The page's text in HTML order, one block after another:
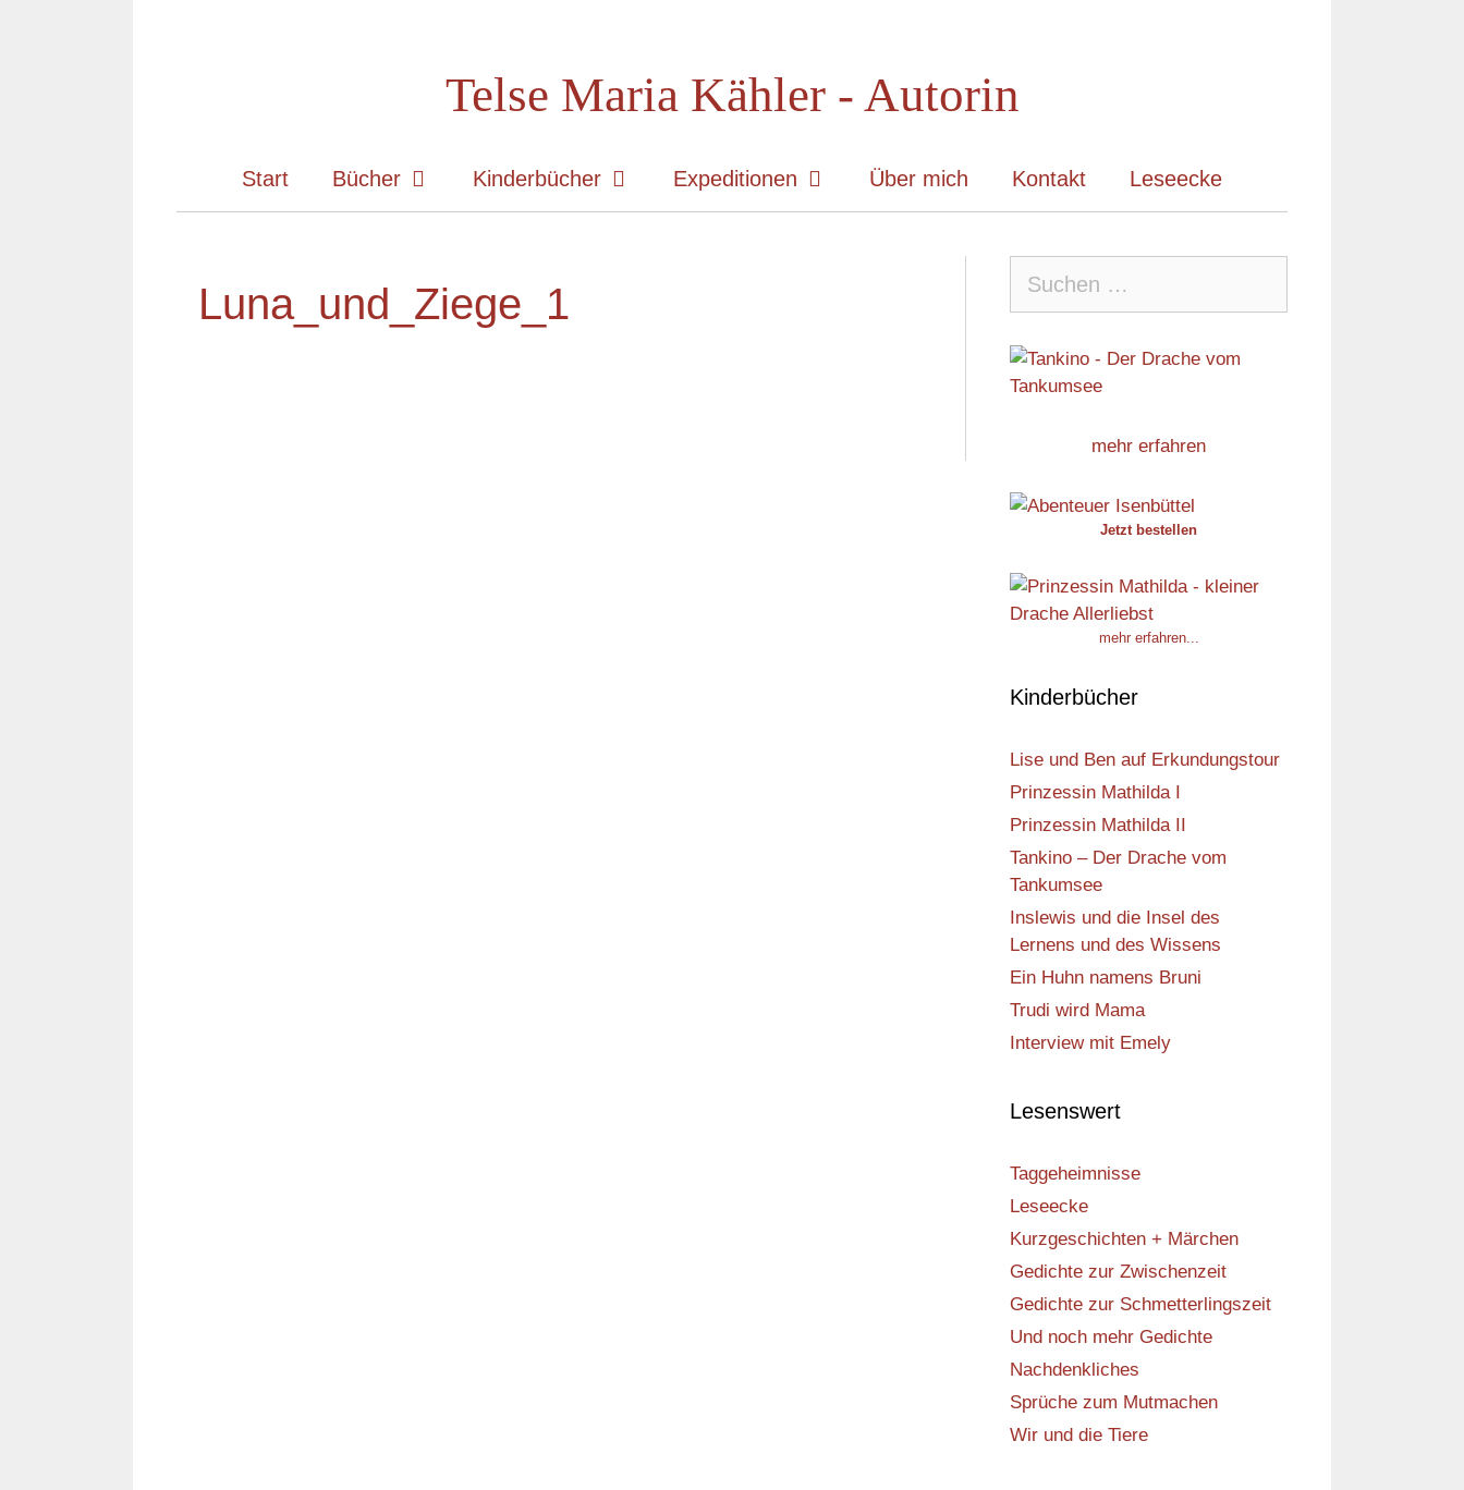
Telse Maria Kähler - Autorin
Start Bücher Kinderbücher Expeditionen Über mich Kontakt Leseecke
Luna_und_Ziege_1
nach:
mehr erfahren
Jetzt bestellen
mehr erfahren...
Kinderbücher
Lise und Ben auf Erkundungstour
Prinzessin Mathilda I
Prinzessin Mathilda II
Tankino – Der Drache vom
Tankumsee
Inslewis und die Insel des
Lernens und des Wissens
Ein Huhn namens Bruni
Trudi wird Mama
Interview mit Emely
Lesenswert
Taggeheimnisse
Leseecke
Kurzgeschichten + Märchen
Gedichte zur Zwischenzeit
Gedichte zur Schmetterlingszeit
Und noch mehr Gedichte
Nachdenkliches
Sprüche zum Mutmachen
Wir und die Tiere